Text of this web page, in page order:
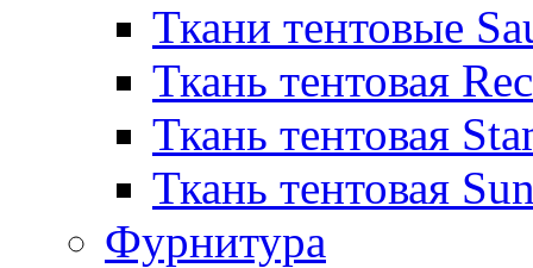
Ткани тентовые
Ткань тентовая
Ткань тентовая
Ткань тентовая
Фурнитура